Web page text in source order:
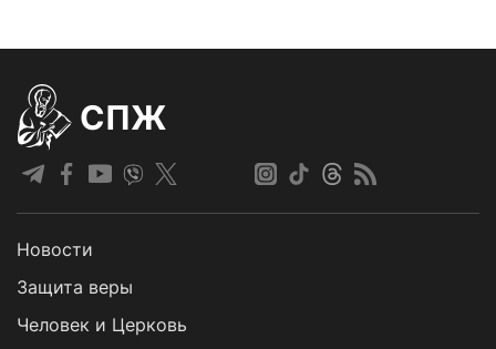
СПЖ
Новости
Защита веры
Человек и Церковь